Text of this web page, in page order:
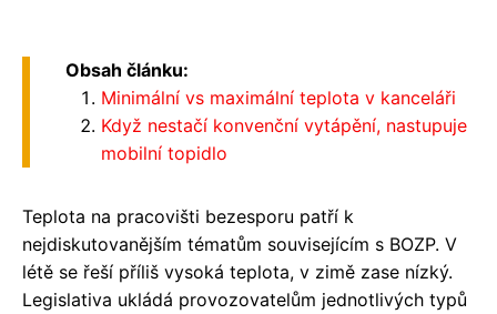
Obsah článku:
Minimální vs maximální teplota v kanceláři
Když nestačí konvenční vytápění, nastupuje
mobilní topidlo
Teplota na pracovišti bezesporu patří k
nejdiskutovanějším tématům souvisejícím s BOZP. V
létě se řeší příliš vysoká teplota, v zimě zase nízký.
Legislativa ukládá provozovatelům jednotlivých typů